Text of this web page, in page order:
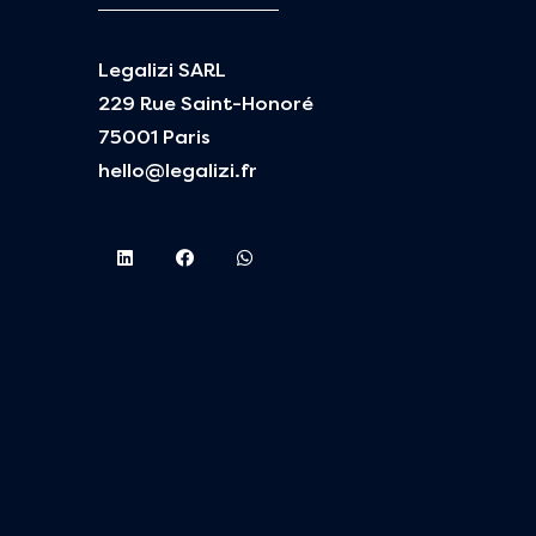
Legalizi SARL
229 Rue Saint-Honoré
75001 Paris
hello@legalizi.fr